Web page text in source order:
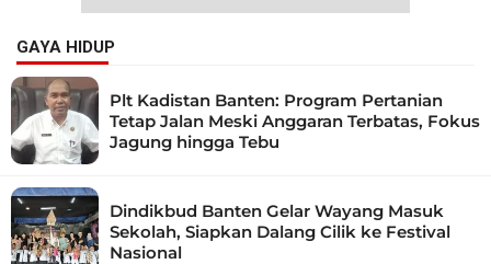
GAYA HIDUP
Plt Kadistan Banten: Program Pertanian
Tetap Jalan Meski Anggaran Terbatas, Fokus
Jagung hingga Tebu
Dindikbud Banten Gelar Wayang Masuk
Sekolah, Siapkan Dalang Cilik ke Festival
Nasional